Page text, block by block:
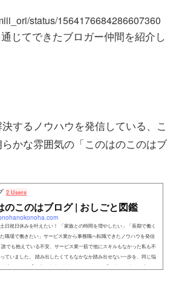
status/1564176684286607360
じてできたブロガー仲間を紹介し
するノウハウを発信している、こ
かな雰囲気の「このはのこのはブ
2 Users
のこのはブログ | おしごと図鑑
日祝日休みを叶えたい！ 「家族との時間を増やしたい」「長期で働く
職場で働きたい」サービス業から事務職へ転職できたノウハウを発信
誰でも抱えている不安、サービス業一筋で他にスキルもなかった私も不
ていました。 踏み出したくてもなかなか踏み出せない一歩を、同じ悩
を減らしたく【転職は人生を好転させるチャンス】1人でも多くの方にお